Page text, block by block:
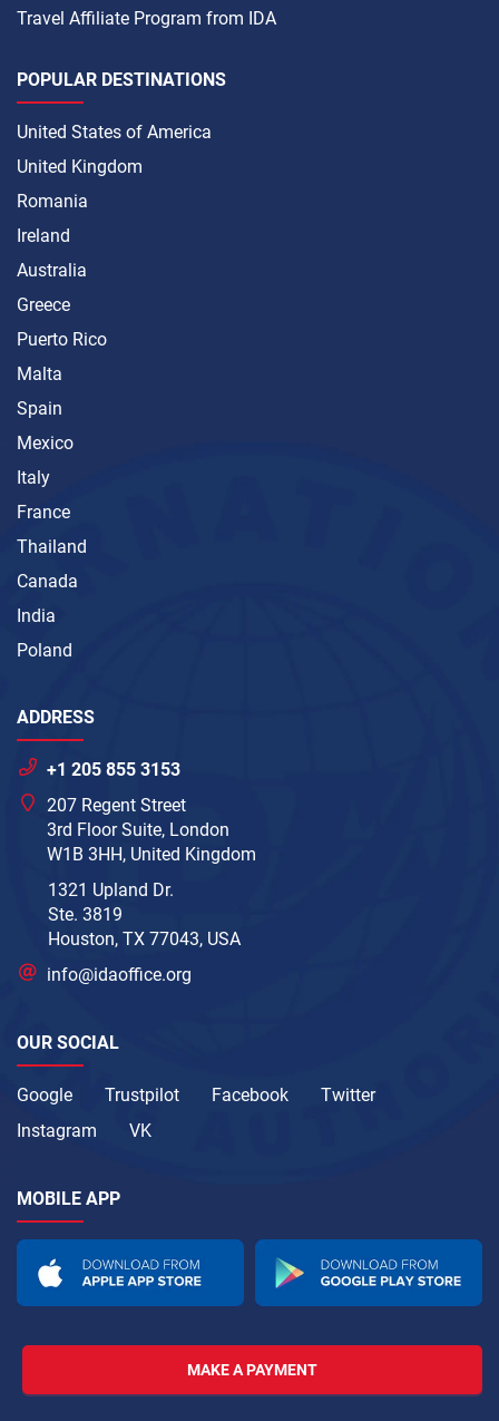
Travel Affiliate Program from IDA
POPULAR DESTINATIONS
United States of America
United Kingdom
Romania
Ireland
Australia
Greece
Puerto Rico
Malta
Spain
Mexico
Italy
France
Thailand
Canada
India
Poland
ADDRESS
+1 205 855 3153
207 Regent Street
3rd Floor Suite, London
W1B 3HH, United Kingdom
1321 Upland Dr.
Ste. 3819
Houston, TX 77043, USA
info@idaoffice.org
OUR SOCIAL
Google Trustpilot Facebook
Twitter
Instagram
VK
MOBILE APP
MAKE A PAYMENT